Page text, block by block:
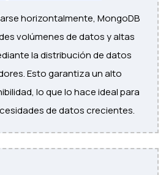
horizontalmente, MongoDB
volúmenes de datos y altas
la distribución de datos
Esto garantiza un alto
lo que lo hace ideal para
de datos crecientes.